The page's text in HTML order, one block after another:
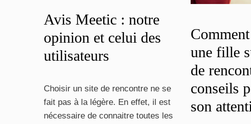
Avis Meetic : notre
opinion et celui des
utilisateurs
Choisir un site de rencontre ne se
fait pas à la légère. En effet, il est
nécessaire de connaitre toutes les
une fille
de
conseils
son